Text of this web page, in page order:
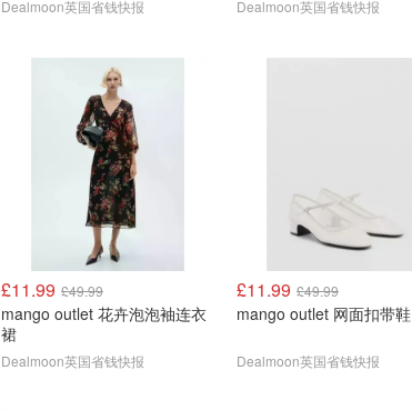
Dealmoon英国省钱快报 Dealmoon英国省钱快报
£11.99 £49.99
mango outlet 花卉泡泡袖连衣
裙
Dealmoon英国省钱快报
£11.99 £49.99
mango outlet 网面扣带鞋
Dealmoon英国省钱快报